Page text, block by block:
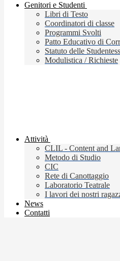
Genitori e Studenti
Libri di Testo
Coordinatori di classe
Programmi Svolti
Patto Educativo di
Statuto delle
Modulistica / Richieste
Attività
CLIL - Content and
Metodo di Studio
CIC
Rete di Canottaggio
Laboratorio Teatrale
I lavori dei nostri
News
Contatti